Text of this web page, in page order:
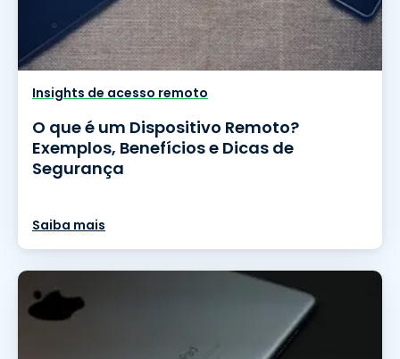
Insights de acesso remoto
O que é um Dispositivo Remoto?
Exemplos, Benefícios e Dicas de
Segurança
Saiba mais